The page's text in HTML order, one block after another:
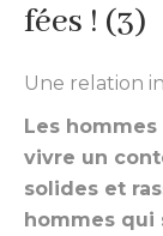
fées ! (3)
Une relation
Les
vivre un
solides et
hommes qui